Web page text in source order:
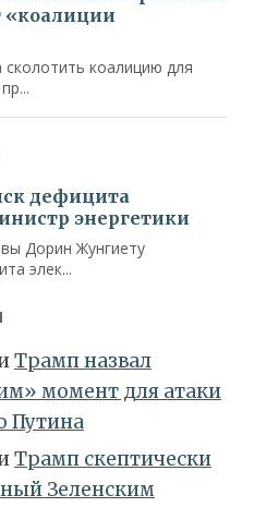
Трамп назвал
момент для атаки
Путина
Трамп скептически
Зеленским